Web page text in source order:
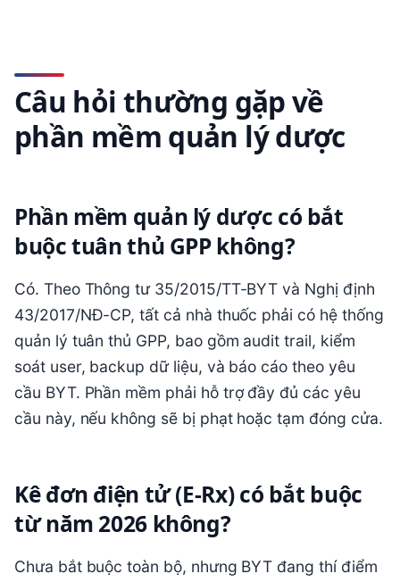
Câu hỏi thường gặp về
phần mềm quản lý dược
Phần mềm quản lý dược có bắt
buộc tuân thủ GPP không?
Có. Theo Thông tư 35/2015/TT-BYT và Nghị định
43/2017/NĐ-CP, tất cả nhà thuốc phải có hệ thống
quản lý tuân thủ GPP, bao gồm audit trail, kiểm
soát user, backup dữ liệu, và báo cáo theo yêu
cầu BYT. Phần mềm phải hỗ trợ đầy đủ các yêu
cầu này, nếu không sẽ bị phạt hoặc tạm đóng cửa.
Kê đơn điện tử (E-Rx) có bắt buộc
từ năm 2026 không?
Chưa bắt buộc toàn bộ, nhưng BYT đang thí điểm